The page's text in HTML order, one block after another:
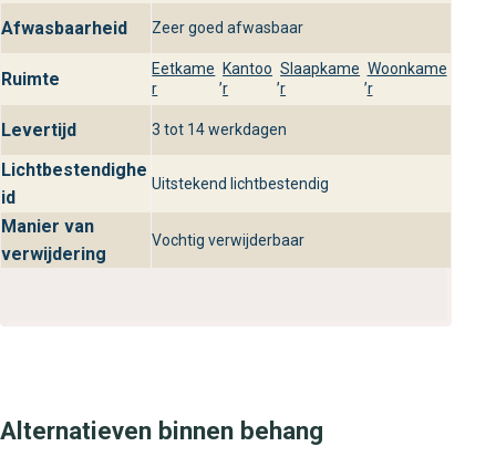
Bezoek behangplaza
Ontdek Akvarell uit de Akvarell collectie in onze winkels
en laat je inspireren door de uitgebreide kleurkeuze en het
luxe design. Bij behangplaza helpen we je graag met
deskundig advies en stalen zodat je de perfecte
wandbekleding vindt voor jouw interieur. Kom langs en
Afwasbaarheid Zeer goed afwasbaar
Ruimte
Eetkame
r
,
Kantoo
r
,
Slaapkame
r
,
Woonkame
r
Levertijd 3 tot 14 werkdagen
Lichtbestendighe
id
Uitstekend lichtbestendig
Manier van
verwijdering
Vochtig verwijderbaar
Alternatieven binnen behang